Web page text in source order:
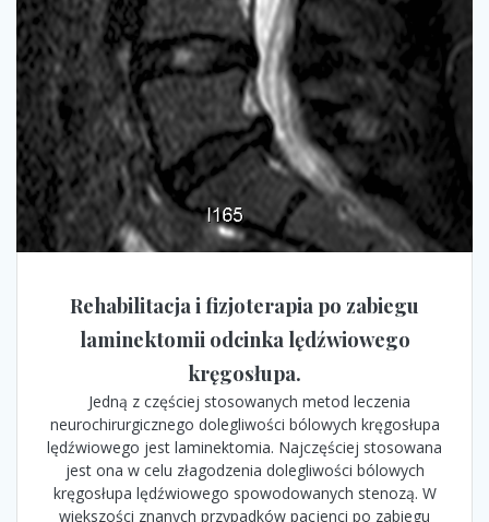
Rehabilitacja i fizjoterapia po zabiegu
laminektomii odcinka lędźwiowego
kręgosłupa.
Jedną z częściej stosowanych metod leczenia
neurochirurgicznego dolegliwości bólowych kręgosłupa
lędźwiowego jest laminektomia. Najczęściej stosowana
jest ona w celu złagodzenia dolegliwości bólowych
kręgosłupa lędźwiowego spowodowanych stenozą. W
większości znanych przypadków pacjenci po zabiegu